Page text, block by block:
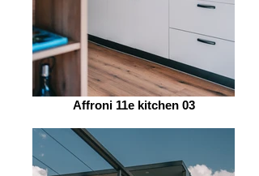
Affroni 11e kitchen 03